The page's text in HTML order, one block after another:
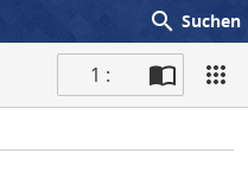
search Suchen
1 :